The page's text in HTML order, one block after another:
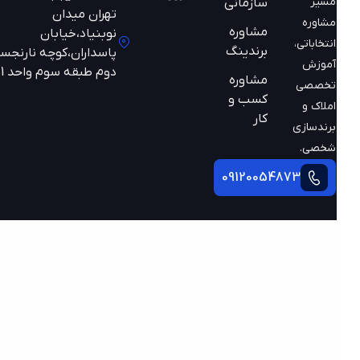
مشاوره
انتخاباتی،
آموزش
تخصصی
املاک و
برندسازی
شخصی.
09120054873
سازمانی
مشاوره
برندینگ
مشاوره
کسب و
تهران میدان
نوبنیاد،خیابان
پاسداران،کوچه نارنجستان
دوم طبقه سوم واحد 301